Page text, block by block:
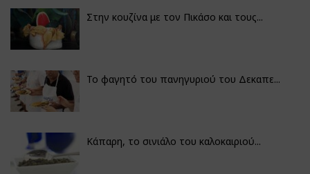
Στην κουζίνα με τον Πικάσο και τους...
Το φαγητό του πανηγυριού του Δεκαπε...
Κάπαρη, το σινιάλο του καλοκαιριού...